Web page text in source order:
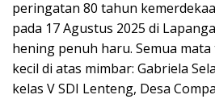
peringatan 80 tahun
pada 17 Agustus 2025 di
hening penuh haru. Semua
kecil di atas mimbar: Gabriela
kelas V SDI Lenteng, Desa